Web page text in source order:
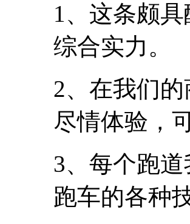
1、这条颇
综合实力。
2、在我们
尽情体验，
3、每个跑
跑车的各种